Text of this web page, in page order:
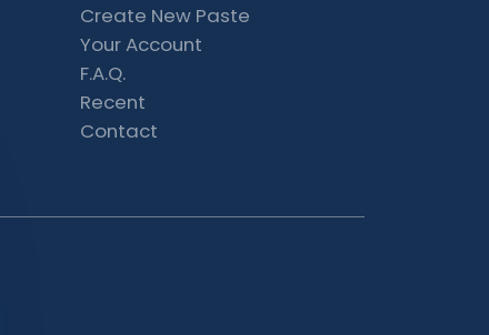
Create New Paste
Your Account
F.A.Q.
Recent
Contact